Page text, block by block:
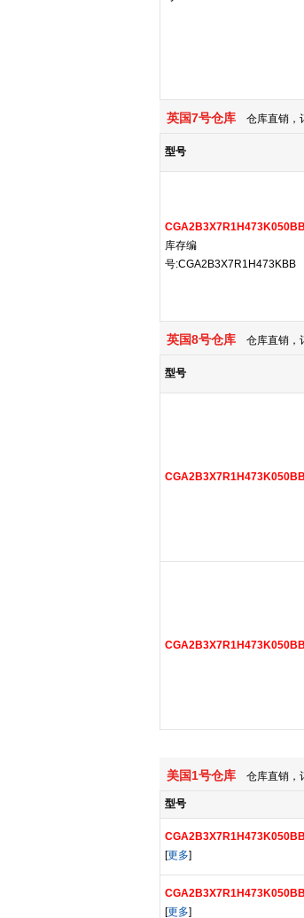
英国7号仓库 仓库直销，
型号
CGA2B3X7R1H473K050BB
库存编
号:CGA2B3X7R1H473KBB
英国8号仓库 仓库直销，
型号
CGA2B3X7R1H473K050BB
CGA2B3X7R1H473K050BB
美国1号仓库 仓库直销，
型号
CGA2B3X7R1H473K050BB
[更多]
CGA2B3X7R1H473K050BB
[更多]